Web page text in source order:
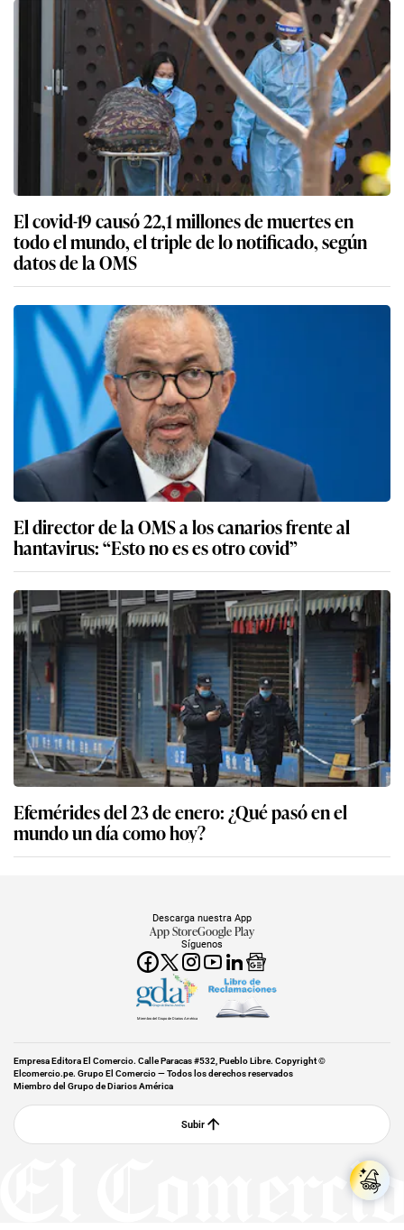
El covid-19 causó 22,1 millones de muertes en
todo el mundo, el triple de lo notificado, según
datos de la OMS
El director de la OMS a los canarios frente al
hantavirus: “Esto no es es otro covid”
Efemérides del 23 de enero: ¿Qué pasó en el
mundo un día como hoy?
Síguenos
Descarga nuestra App
App StoreGoogle Play
Miembro del Grupo de Diarios América
Empresa Editora El Comercio. Calle Paracas #532, Pueblo Libre. Copyright ©
Elcomercio.pe. Grupo El Comercio — Todos los derechos reservados
Miembro del Grupo de Diarios América
Subir